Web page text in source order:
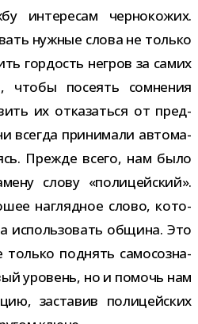
инте­ре­сам чер­но­ко­жих.
нуж­ные слова не только
гор­дость негров за самих
посе­ять сомне­ния
их отка­заться от пред­
все­гда при­ни­мали авто­ма­
Прежде всего, нам было
слову «поли­цей­ский».
нагляд­ное слово, кото­
исполь­зо­вать община. Это
под­нять само­со­зна­
уро­вень, но и помочь нам
заста­вив поли­цей­ских